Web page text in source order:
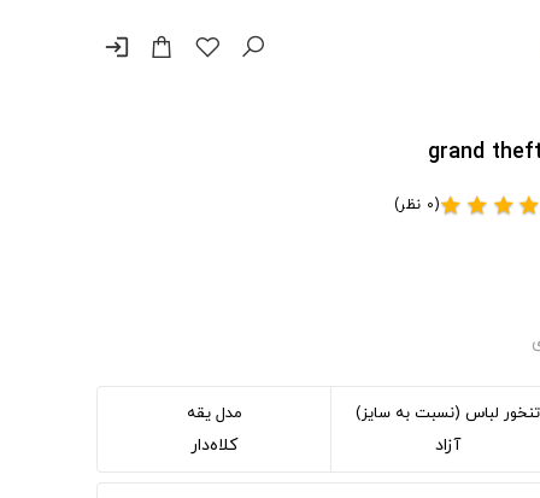
login
star
star
star
star(0 نظر)
تنخور لباس (نسبت به سایز)
آزاد
مدل یقه
کلاه‌دار